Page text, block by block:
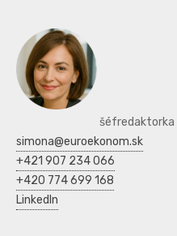
šéfredaktorka
simona@euroekonom.sk
+421 907 234 066
+420 774 699 168
LinkedIn